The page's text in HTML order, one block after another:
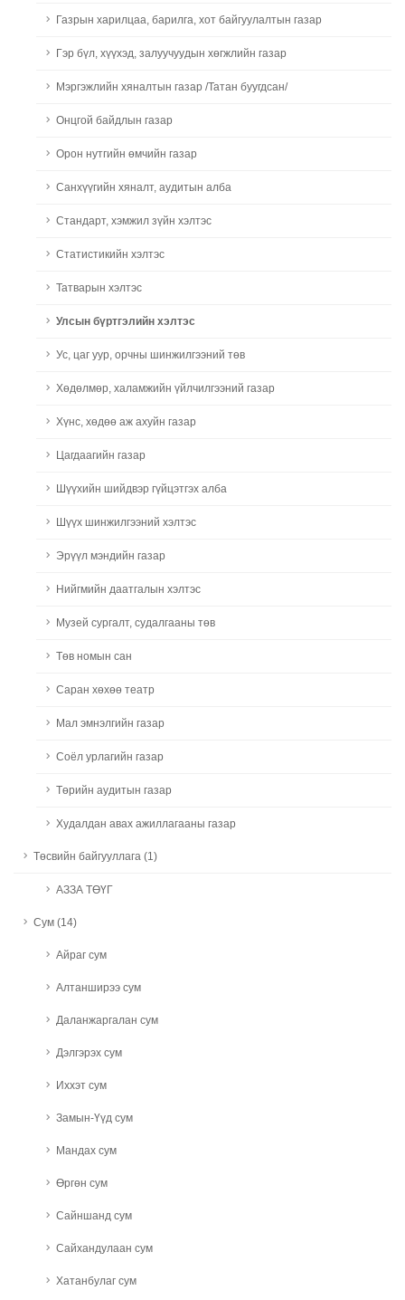
Газрын харилцаа, барилга, хот байгуулалтын газар
Гэр бүл, хүүхэд, залуучуудын хөгжлийн газар
Мэргэжлийн хяналтын газар /Татан буугдсан/
Онцгой байдлын газар
Орон нутгийн өмчийн газар
Санхүүгийн хяналт, аудитын алба
Стандарт, хэмжил зүйн хэлтэс
Статистикийн хэлтэс
Татварын хэлтэс
Улсын бүртгэлийн хэлтэс
Ус, цаг уур, орчны шинжилгээний төв
Хөдөлмөр, халамжийн үйлчилгээний газар
Хүнс, хөдөө аж ахуйн газар
Цагдаагийн газар
Шүүхийн шийдвэр гүйцэтгэх алба
Шүүх шинжилгээний хэлтэс
Эрүүл мэндийн газар
Нийгмийн даатгалын хэлтэс
Музей сургалт, судалгааны төв
Төв номын сан
Саран хөхөө театр
Мал эмнэлгийн газар
Соёл урлагийн газар
Төрийн аудитын газар
Худалдан авах ажиллагааны газар
Төсвийн байгууллага (1)
АЗЗА ТӨҮГ
Сум (14)
Айраг сум
Алтанширээ сум
Даланжаргалан сум
Дэлгэрэх сум
Иххэт сум
Замын-Үүд сум
Мандах сум
Өргөн сум
Сайншанд сум
Сайхандулаан сум
Хатанбулаг сум